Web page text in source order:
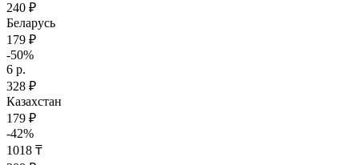
240 ₽
Беларусь
179 ₽
-50%
6 р.
328 ₽
Казахстан
179 ₽
-42%
1018 ₸